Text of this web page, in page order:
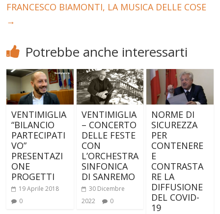
FRANCESCO BIAMONTI, LA MUSICA DELLE COSE
→
Potrebbe anche interessarti
VENTIMIGLIA
“BILANCIO
PARTECIPATI
VO”
PRESENTAZI
ONE
PROGETTI
19 Aprile 2018
0
VENTIMIGLIA
– CONCERTO
DELLE FESTE
CON
L’ORCHESTRA
SINFONICA
DI SANREMO
30 Dicembre
2022
0
NORME DI
SICUREZZA
PER
CONTENERE
E
CONTRASTA
RE LA
DIFFUSIONE
DEL COVID-
19